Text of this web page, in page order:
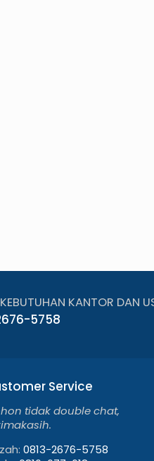
KANTOR DAN
5758
Service
tidak double chat,
0813-2676-5758